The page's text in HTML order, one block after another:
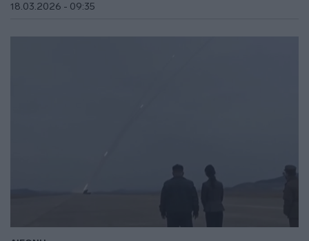
18.03.2026 - 09:35